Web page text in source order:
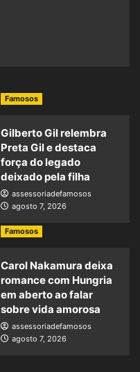
Famosos
Gilberto Gil relembra
Preta Gil e destaca
força do legado
deixado pela filha
assessoriadefamosos
agosto 7, 2026
Famosos
Carol Nakamura deixa
romance com Hungria
em aberto ao falar
sobre vida amorosa
assessoriadefamosos
agosto 7, 2026